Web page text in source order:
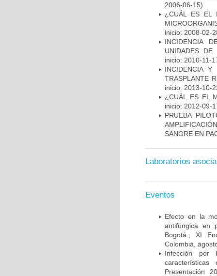
2006-06-15)
¿CUÁL ES EL
inicio: 2008-02-
INCIDENCIA
UNIDADES DE
inicio: 2010-11-
INCIDENCIA Y
TRASPLANTE
inicio: 2013-10-
¿CUÁL ES EL
inicio: 2012-09-
PRUEBA
SANGRE EN
Laboratorios
Eventos
Efecto en la
antifúngica en
Bogotá.; XI
Colombia,
Infección por
Presentación